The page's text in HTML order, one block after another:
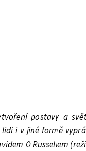
postavy a
i v jiné formě
O Russellem